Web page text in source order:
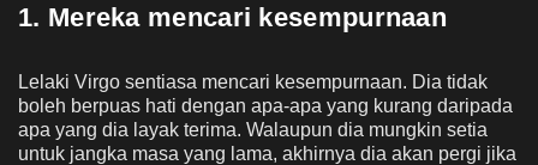
1. Mereka mencari kesempurnaan
Lelaki Virgo sentiasa mencari kesempurnaan. Dia tidak
boleh berpuas hati dengan apa-apa yang kurang daripada
apa yang dia layak terima. Walaupun dia mungkin setia
untuk jangka masa yang lama, akhirnya dia akan pergi jika